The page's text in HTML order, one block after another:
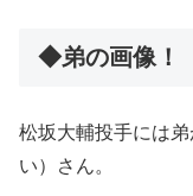
◆弟の画像！
松坂大輔投手には
い）さん。